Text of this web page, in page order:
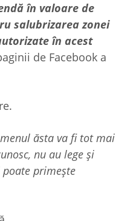
în valoare de
salubrizarea zonei
în acest
de Facebook a
ăsta va fi tot mai
nu au lege și
primește